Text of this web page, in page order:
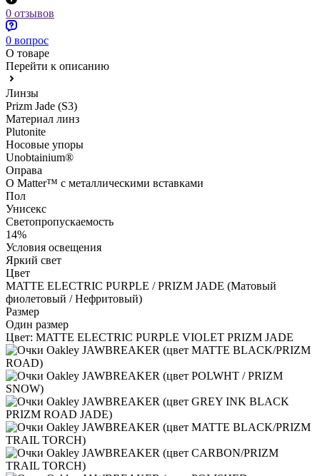
0 отзывов
0 вопрос
О товаре
Перейти к описанию
Линзы
Prizm Jade (S3)
Материал линз
Plutonite
Носовые упоры
Unobtainium®
Оправа
O Matter™ с металлическими вставками
Пол
Унисекс
Светопропускаемость
14%
Условия освещения
Яркий свет
Цвет
MATTE ELECTRIC PURPLE / PRIZM JADE (Матовый
фиолетовый / Нефритовый)
Размер
Один размер
Цвет: MATTE ELECTRIC PURPLE VIOLET PRIZM JADE